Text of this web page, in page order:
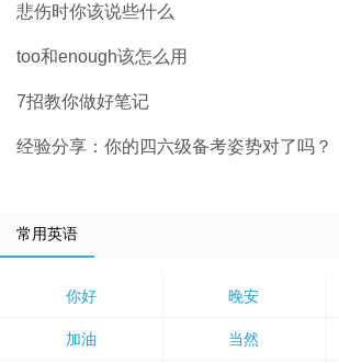
悲伤时你该说些什么
too和enough该怎么用
7招教你做好笔记
经验分享：你的四六级备考姿势对了吗？
常用英语
你好 晚安
加油 当然